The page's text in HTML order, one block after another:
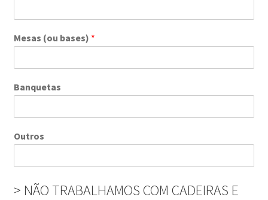
Mesas (ou bases) *
Banquetas
Outros
> NÃO TRABALHAMOS COM CADEIRAS E